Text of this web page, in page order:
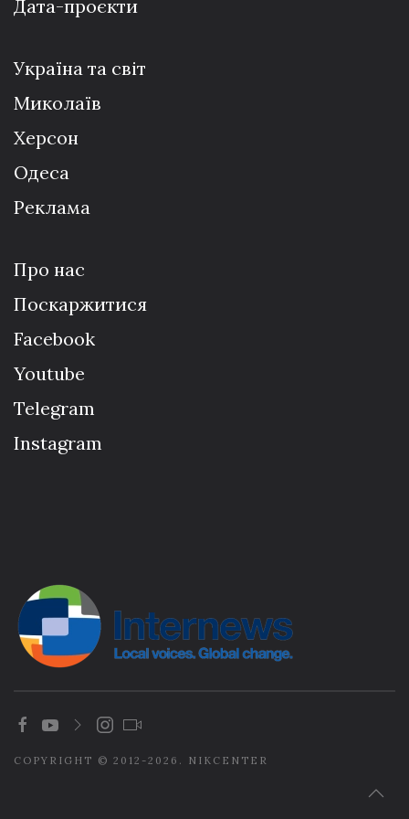
Дата-проєкти
Україна та світ
Миколаїв
Херсон
Одеса
Реклама
Про нас
Поскаржитися
Facebook
Youtube
Telegram
Instagram
COPYRIGHT © 2012-2026. NIKCENTER